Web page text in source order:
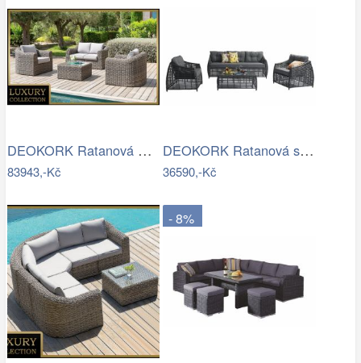
DEOKORK Ratanová modulová sestava…
83943,-Kč
DEOKORK Ratanová sestava CHARLOTTE …
36590,-Kč
- 8%